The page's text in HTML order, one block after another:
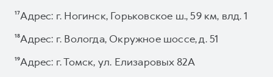
¹⁷Адрес: г. Ногинск, Горьковское ш., 59 км, влд. 1
¹⁸Адрес: г. Вологда, Окружное шоссе, д. 51
¹⁹Адрес: г. Томск, ул. Елизаровых 82А